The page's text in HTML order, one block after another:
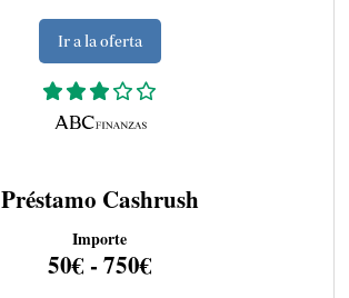
Ir a la oferta
Préstamo Cashrush
Importe
50€ - 750€